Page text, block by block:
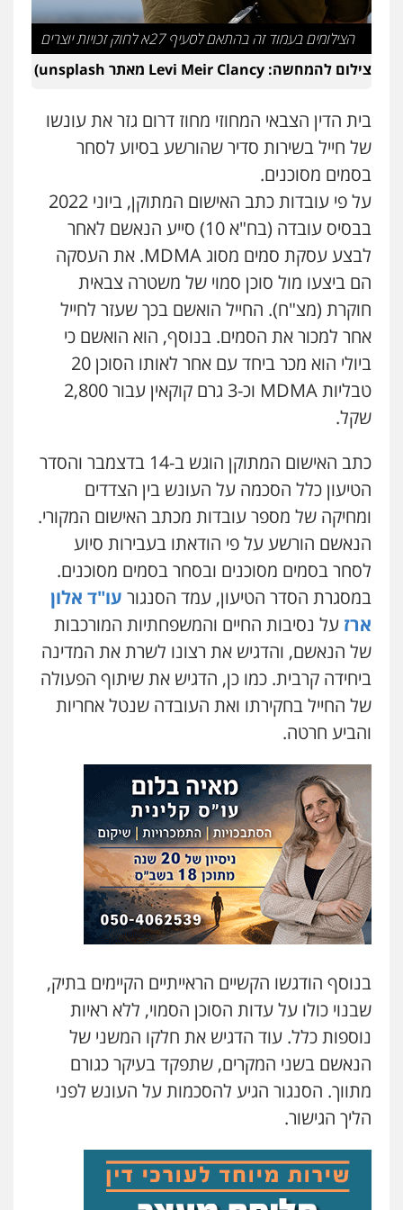
עו"ד יאיר בן סימון
פלילי תעבורה אזרחי נזיקין ביטוח
0505719060
עו"ד נס בן נתן
0505555110
עו"ד דניאל דרוביצקי
פלילי משפחה צבאי
0526409925
עו"ד משה פלמור
פלילי כלכלי צווארון לבן עורכי דין לענייני
אסירים
0549732303
0532700200
עו"ד אור בן שאנן
פלילי מעצרים וחקירות
0549199449
עו"ד מוחמד רחאל
צווארון לבן
מעצרים וחקירות
0502228917
0505258475
עו"ד מוחמד סביחאת
פלילי תעבורה פשיעה כלכלית
0525077716
עו"ד אמיר נאטור
0543326767
חנא בולוס – משרד עורכי דין
פלילי פשיעה חמורה צווארון לבן נזיקין
0546661544
פלילי עורכי דין לענייני אסירים מעצרים
סמים רכוש
0548009246
הצילומים בעמוד זה בהתאם לסעיף 27א לחוק זכויות יוצרים
צילום להמחשה: Levi Meir Clancy מאתר unsplash)
בית הדין הצבאי המחוזי מחוז דרום גזר את עונשו
של חייל בשירות סדיר שהורשע בסיוע לסחר
בסמים מסוכנים.
על פי עובדות כתב האישום המתוקן, ביוני 2022
בבסיס עובדה (בח"א 10) סייע הנאשם לאחר
לבצע עסקת סמים מסוג MDMA. את העסקה
הם ביצעו מול סוכן סמוי של משטרה צבאית
חוקרת (מצ"ח). החייל הואשם בכך שעזר לחייל
אחר למכור את הסמים. בנוסף, הוא הואשם כי
ביולי הוא מכר ביחד עם אחר לאותו הסוכן 20
טבליות MDMA וכ-3 גרם קוקאין עבור 2,800
שקל.
כתב האישום המתוקן הוגש ב-14 בדצמבר והסדר
הטיעון כלל הסכמה על העונש בין הצדדים
ומחיקה של מספר עובדות מכתב האישום המקורי.
הנאשם הורשע על פי הודאתו בעבירות סיוע
לסחר בסמים מסוכנים ובסחר בסמים מסוכנים.
במסגרת הסדר הטיעון, עמד הסנגור עו"ד אלון
ארז על נסיבות החיים והמשפחתיות המורכבות
של הנאשם, והדגיש את רצונו לשרת את המדינה
ביחידה קרבית. כמו כן, הדגיש את שיתוף הפעולה
של החייל בחקירתו ואת העובדה שנטל אחריות
והביע חרטה.
בנוסף הודגשו הקשיים הראייתיים הקיימים בתיק,
שבנוי כולו על עדות הסוכן הסמוי, ללא ראיות
נוספות כלל. עוד הדגיש את חלקו המשני של
הנאשם בשני המקרים, שתפקד בעיקר כגורם
מתווך. הסנגור הגיע להסכמות על העונש לפני
הליך הגישור.